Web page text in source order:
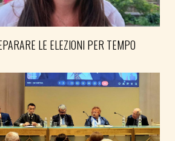
LE ELEZIONI PER TEMPO